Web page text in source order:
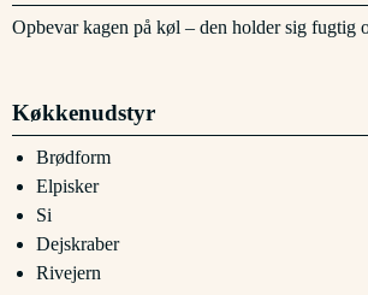
Opbevar kagen på køl – den holder sig fugtig
Køkkenudstyr
Brødform
Elpisker
Si
Dejskraber
Rivejern